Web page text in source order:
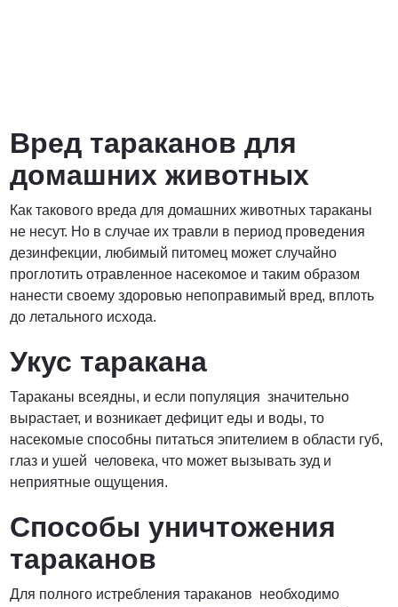
Вред тараканов для
домашних животных
Как такового вреда для домашних животных тараканы
не несут. Но в случае их травли в период проведения
дезинфекции, любимый питомец может случайно
проглотить отравленное насекомое и таким образом
нанести своему здоровью непоправимый вред, вплоть
до летального исхода.
Укус таракана
Тараканы всеядны, и если популяция значительно
вырастает, и возникает дефицит еды и воды, то
насекомые способны питаться эпителием в области губ,
глаз и ушей человека, что может вызывать зуд и
неприятные ощущения.
Способы уничтожения
тараканов
Для полного истребления тараканов необходимо